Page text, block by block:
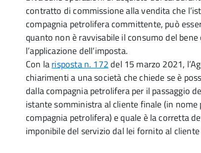
contratto di commissione alla vendita che
compagnia petrolifera committente, può
quanto non è ravvisabile il consumo del
l’applicazione dell’imposta.
Con larisposta n. 172 del 15 marzo 2021,
chiarimenti a una società che chiede se è
dalla compagnia petrolifera per il passaggio
istante somministra al cliente finale (in
compagnia petrolifera) e quale è la corretta
imponibile del servizio dal lei fornito al